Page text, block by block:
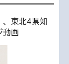
、東北4県知
動画